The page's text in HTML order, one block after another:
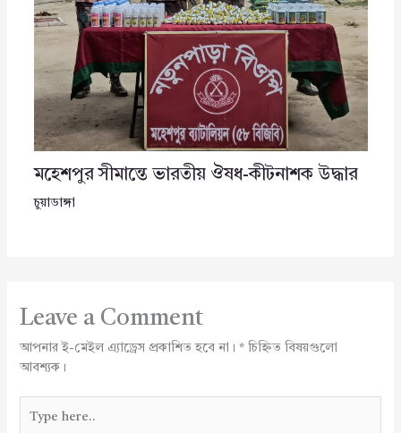
মহেশপুর সীমান্তে ভারতীয় ঔষধ-কীটনাশক উদ্ধার
চুয়াডাঙ্গা
Leave a Comment
আপনার ই-মেইল এ্যাড্রেস প্রকাশিত হবে না। *চিহ্নিত বিষয়গুলো
আবশ্যক।
here..